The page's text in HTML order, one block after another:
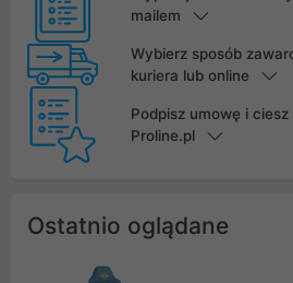
mailem
Wybierz sposób
kuriera lub online
Podpisz umowę i
Proline.pl
Ostatnio oglądane